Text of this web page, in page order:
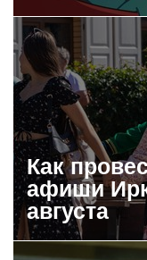
Как
афиши
августа